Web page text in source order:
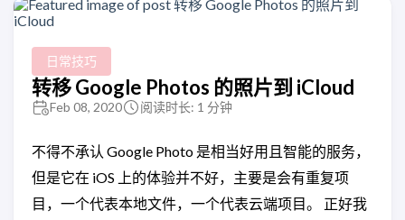
日常技巧
转移 Google Photos 的照片到 iCloud
Feb 08, 2020 阅读时长: 1 分钟
不得不承认 Google Photo 是相当好用且智能的服务，
但是它在 iOS 上的体验并不好，主要是会有重复项
目，一个代表本地文件，一个代表云端项目。 正好我